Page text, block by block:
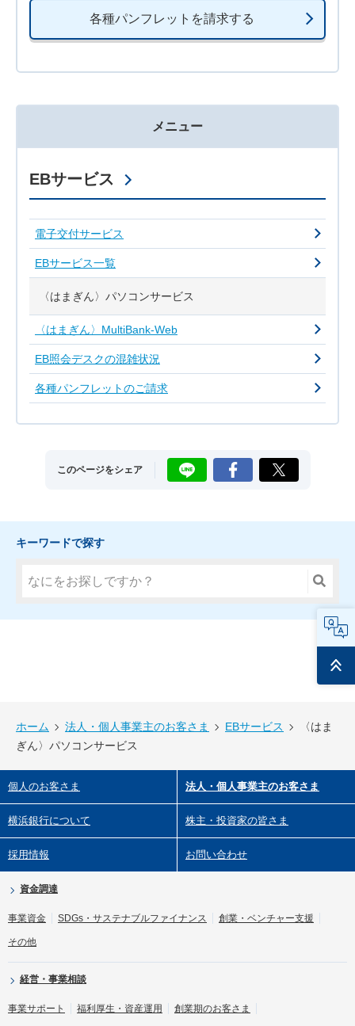
各種パンフレットを請求する
メニュー
EBサービス
電子交付サービス
EBサービス一覧
〈はまぎん〉パソコンサービス
〈はまぎん〉MultiBank-Web
EB照会デスクの混雑状況
各種パンフレットのご請求
このページをシェア LINE Facebook X
キーワードで探す
トップ
ホーム 法人・個人事業主のお客さま EBサービス
〈はま
ぎん〉パソコンサービス
個人のお客さま 法人・個人事業主のお客さま
横浜銀行について 株主・投資家の皆さま
採用情報 お問い合わせ
資金調達
事業資金 SDGs・サステナブルファイナンス 創業・ベンチャー支援
その他
経営・事業相談
事業サポート 福利厚生・資産運用 創業期のお客さま